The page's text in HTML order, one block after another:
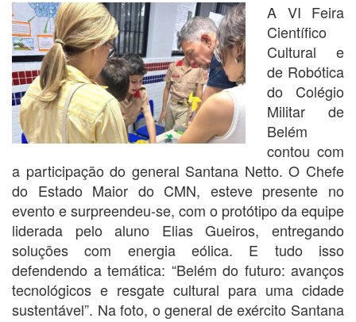
A VI Feira
Científico
Cultural e
de Robótica
do Colégio
Militar de
Belém
contou com
a participação do general Santana Netto. O Chefe
do Estado Maior do CMN, esteve presente no
evento e surpreendeu-se, com o protótipo da equipe
liderada pelo aluno Elias Gueiros, entregando
soluções com energia eólica. E tudo isso
defendendo a temática: “Belém do futuro: avanços
tecnológicos e resgate cultural para uma cidade
sustentável”. Na foto, o general de exército Santana